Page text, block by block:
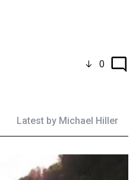
0
Latest by Michael Hiller